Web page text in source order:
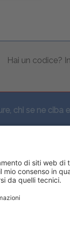
Hai un codice?
chi se ne ciba